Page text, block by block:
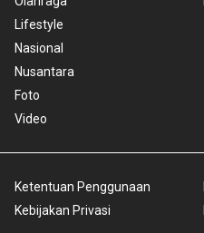
Lifestyle
Nasional
Nusantara
Foto
Video
Ketentuan Penggunaan
Kebijakan Privasi